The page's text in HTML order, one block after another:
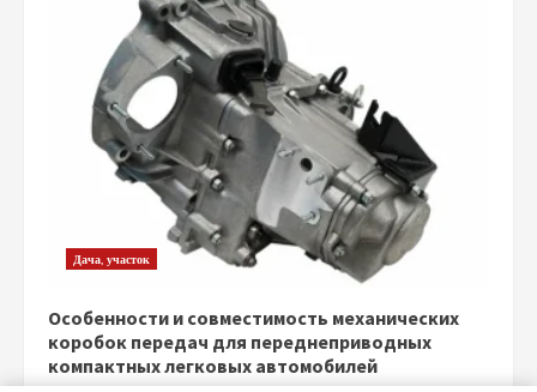
Дача, участок
Особенности и совместимость механических
коробок передач для переднеприводных
компактных легковых автомобилей